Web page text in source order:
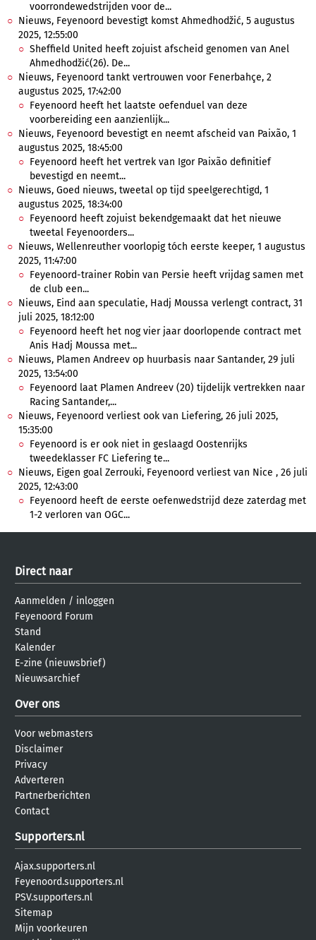
voorrondewedstrijden voor de...
Nieuws, Feyenoord bevestigt komst Ahmedhodžić, 5 augustus
2025, 12:55:00
Sheffield United heeft zojuist afscheid genomen van Anel
Ahmedhodžić(26). De...
Nieuws, Feyenoord tankt vertrouwen voor Fenerbahçe, 2
augustus 2025, 17:42:00
Feyenoord heeft het laatste oefenduel van deze
voorbereiding een aanzienlijk...
Nieuws, Feyenoord bevestigt en neemt afscheid van Paixão, 1
augustus 2025, 18:45:00
Feyenoord heeft het vertrek van Igor Paixão definitief
bevestigd en neemt...
Nieuws, Goed nieuws, tweetal op tijd speelgerechtigd, 1
augustus 2025, 18:34:00
Feyenoord heeft zojuist bekendgemaakt dat het nieuwe
tweetal Feyenoorders...
Nieuws, Wellenreuther voorlopig tóch eerste keeper, 1 augustus
2025, 11:47:00
Feyenoord-trainer Robin van Persie heeft vrijdag samen met
de club een...
Nieuws, Eind aan speculatie, Hadj Moussa verlengt contract, 31
juli 2025, 18:12:00
Feyenoord heeft het nog vier jaar doorlopende contract met
Anis Hadj Moussa met...
Nieuws, Plamen Andreev op huurbasis naar Santander, 29 juli
2025, 13:54:00
Feyenoord laat Plamen Andreev (20) tijdelijk vertrekken naar
Racing Santander,...
Nieuws, Feyenoord verliest ook van Liefering, 26 juli 2025,
15:35:00
Feyenoord is er ook niet in geslaagd Oostenrijks
tweedeklasser FC Liefering te...
Nieuws, Eigen goal Zerrouki, Feyenoord verliest van Nice , 26 juli
2025, 12:43:00
Feyenoord heeft de eerste oefenwedstrijd deze zaterdag met
1-2 verloren van OGC...
Direct naar
Aanmelden / inloggen
Feyenoord Forum
Stand
Kalender
E-zine (nieuwsbrief)
Nieuwsarchief
Over ons
Voor webmasters
Disclaimer
Privacy
Adverteren
Partnerberichten
Contact
Supporters.nl
Ajax.supporters.nl
Feyenoord.supporters.nl
PSV.supporters.nl
Sitemap
Mijn voorkeuren